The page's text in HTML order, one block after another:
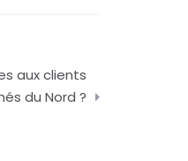
aux clients
du Nord ?